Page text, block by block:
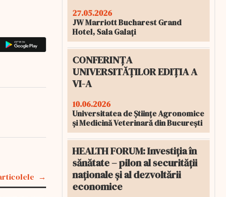
27.05.2026
JW Marriott Bucharest Grand
Hotel, Sala Galați
CONFERINȚA
UNIVERSITĂȚILOR EDIȚIA A
VI-A
10.06.2026
Universitatea de Științe Agronomice
și Medicină Veterinară din București
HEALTH FORUM: Investiția în
sănătate – pilon al securității
naționale și al dezvoltării
economice